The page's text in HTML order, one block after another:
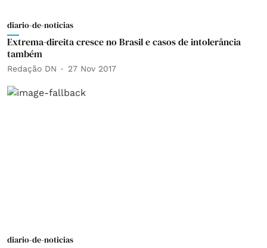
diario-de-noticias
Extrema-direita cresce no Brasil e casos de intolerância
também
Redação DN 27 Nov 2017
diario-de-noticias